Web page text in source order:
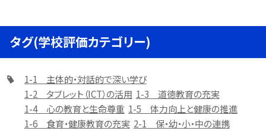
タグ(学校評価カテゴリー)
1-1 主体的・対話的で深い学び
1-2 タブレット（ICT）の活用 1-3 道徳教育の充実
1-4 心の教育と生命尊重 1-5 体力向上と健康の推進
1-6 食育・健康教育の充実 2-1 保・幼・小・中の連携